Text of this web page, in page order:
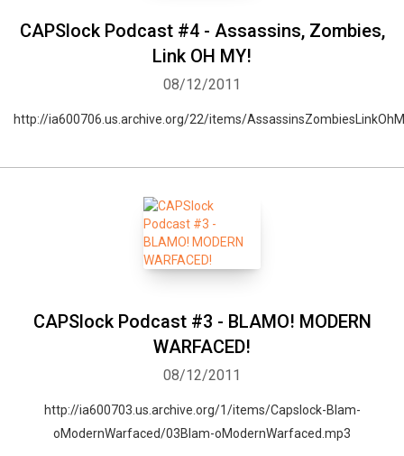
CAPSlock Podcast #4 - Assassins, Zombies,
Link OH MY!
08/12/2011
http://ia600706.us.archive.org/22/items/
CAPSlock Podcast #3 - BLAMO! MODERN
WARFACED!
08/12/2011
http://ia600703.us.archive.org/1/items/Capslock-Blam-
oModernWarfaced/03Blam-oModernWarfaced.mp3
Facebook